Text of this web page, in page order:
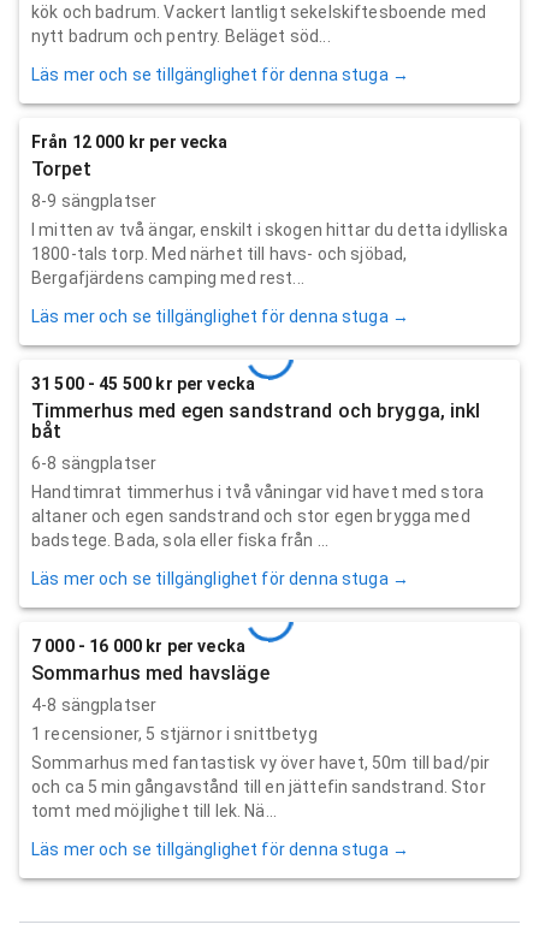
kök och badrum. Vackert lantligt sekelskiftesboende med
nytt badrum och pentry. Beläget söd...
Läs mer och se tillgänglighet för denna stuga →
Från 12 000 kr per vecka
Torpet
8-9 sängplatser
I mitten av två ängar, enskilt i skogen hittar du detta idylliska
1800-tals torp. Med närhet till havs- och sjöbad,
Bergafjärdens camping med rest...
Läs mer och se tillgänglighet för denna stuga →
31 500 - 45 500 kr per vecka
Timmerhus med egen sandstrand och brygga, inkl
båt
6-8 sängplatser
Handtimrat timmerhus i två våningar vid havet med stora
altaner och egen sandstrand och stor egen brygga med
badstege. Bada, sola eller fiska från ...
Läs mer och se tillgänglighet för denna stuga →
7 000 - 16 000 kr per vecka
Sommarhus med havsläge
4-8 sängplatser
1 recensioner, 5 stjärnor i snittbetyg
Sommarhus med fantastisk vy över havet, 50m till bad/pir
och ca 5 min gångavstånd till en jättefin sandstrand. Stor
tomt med möjlighet till lek. Nä...
Läs mer och se tillgänglighet för denna stuga →